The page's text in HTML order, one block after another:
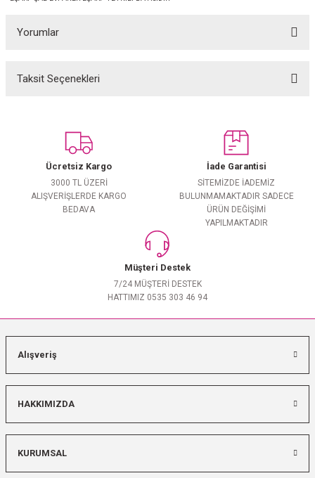
ŞALYorumlar
Taksit Seçenekleri
Ücretsiz Kargo
3000 TL ÜZERİ
ALIŞVERİŞLERDE KARGO
BEDAVA
İade Garantisi
SİTEMİZDE İADEMİZ
BULUNMAMAKTADIR SADECE
ÜRÜN DEĞİŞİMİ
YAPILMAKTADIR
Müşteri Destek
7/24 MÜŞTERİ DESTEK
HATTIMIZ 0535 303 46 94
Alışveriş
HAKKIMIZDA
KURUMSAL